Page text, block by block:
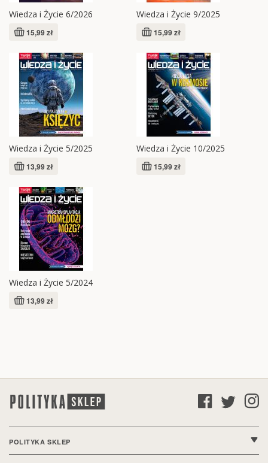
Wiedza i Życie 6/2026
15,99 zł
Wiedza i Życie 9/2025
15,99 zł
Wiedza i Życie 5/2025
13,99 zł
Wiedza i Życie 10/2025
15,99 zł
Wiedza i Życie 5/2024
13,99 zł
POLITYKA SKLEP